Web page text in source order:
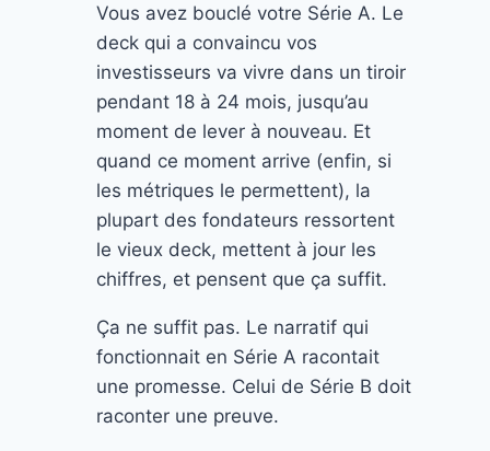
Vous avez bouclé votre Série A. Le
deck qui a convaincu vos
investisseurs va vivre dans un tiroir
pendant 18 à 24 mois, jusqu’au
moment de lever à nouveau. Et
quand ce moment arrive (enfin, si
les métriques le permettent), la
plupart des fondateurs ressortent
le vieux deck, mettent à jour les
chiffres, et pensent que ça suffit.
Ça ne suffit pas. Le narratif qui
fonctionnait en Série A racontait
une promesse. Celui de Série B doit
raconter une preuve.